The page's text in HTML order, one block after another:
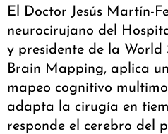
El Doctor Jesús Martín-
neurocirujano del
y presidente de la World
Brain Mapping, aplica
mapeo cognitivo
adapta la cirugía en
responde el cerebro del